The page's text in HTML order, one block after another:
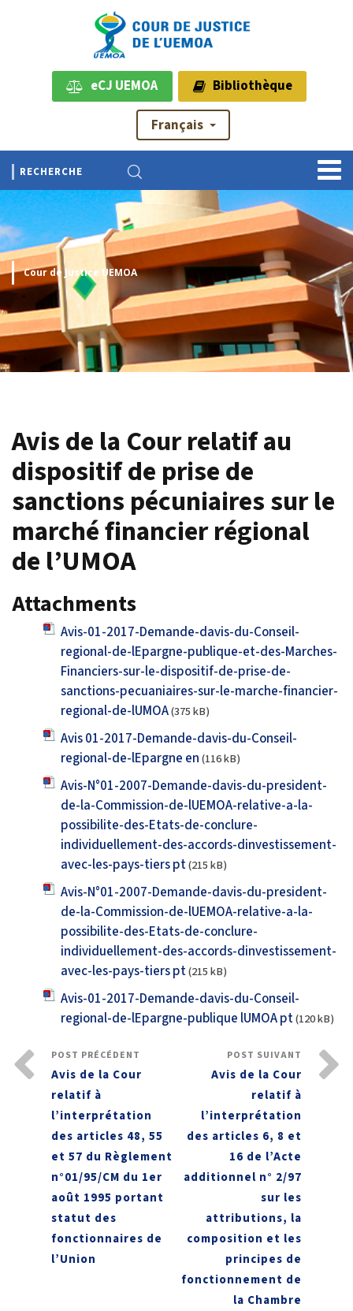
eCJ UEMOA Bibliothèque
Français
Cour de Justice UEMOA
Avis de la Cour relatif au
dispositif de prise de
sanctions pécuniaires sur le
marché financier régional
de l’UMOA
Attachments
Avis-01-2017-Demande-davis-du-Conseil-
regional-de-lEpargne-publique-et-des-Marches-
Financiers-sur-le-dispositif-de-prise-de-
sanctions-pecuaniaires-sur-le-marche-financier-
regional-de-lUMOA(375 kB)
Avis 01-2017-Demande-davis-du-Conseil-
regional-de-lEpargne en(116 kB)
Avis-N°01-2007-Demande-davis-du-president-
de-la-Commission-de-lUEMOA-relative-a-la-
possibilite-des-Etats-de-conclure-
individuellement-des-accords-dinvestissement-
avec-les-pays-tiers pt(215 kB)
Avis-N°01-2007-Demande-davis-du-president-
de-la-Commission-de-lUEMOA-relative-a-la-
possibilite-des-Etats-de-conclure-
individuellement-des-accords-dinvestissement-
avec-les-pays-tiers pt(215 kB)
Avis-01-2017-Demande-davis-du-Conseil-
regional-de-lEpargne-publique lUMOA pt(120 kB)
POST PRÉCÉDENT
Avis de la Cour
relatif à
l’interprétation
des articles 48, 55
et 57 du Règlement
n°01/95/CM du 1er
août 1995 portant
statut des
fonctionnaires de
l’Union
POST SUIVANT
Avis de la Cour
relatif à
l’interprétation
des articles 6, 8 et
16 de l’Acte
additionnel n° 2/97
sur les
attributions, la
composition et les
principes de
fonctionnement de
la Chambre